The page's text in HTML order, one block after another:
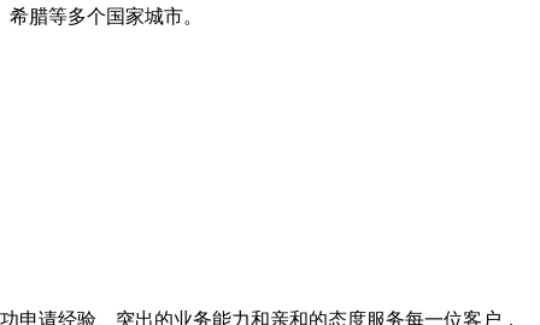
腊等多个国家城市。
请经验、突出的业务能力和亲和的态度服务每一位客户，